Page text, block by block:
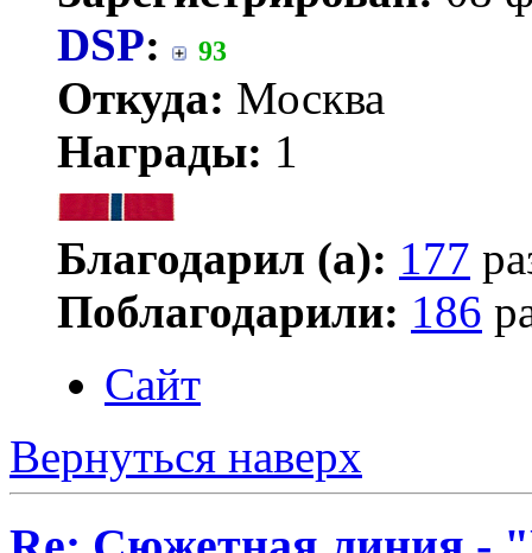
DSP: 93
Откуда: Москва
Награды: 1
Благодарил (а): 177
Поблагодарили: 186
Сайт
Вернуться наверх